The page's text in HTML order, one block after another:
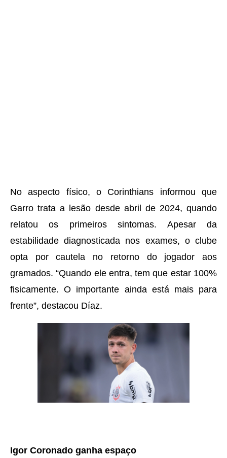
No aspecto físico, o Corinthians informou que
Garro trata a lesão desde abril de 2024, quando
relatou os primeiros sintomas. Apesar da
estabilidade diagnosticada nos exames, o clube
opta por cautela no retorno do jogador aos
gramados. “Quando ele entra, tem que estar 100%
fisicamente. O importante ainda está mais para
frente”, destacou Díaz.
Igor Coronado ganha espaço